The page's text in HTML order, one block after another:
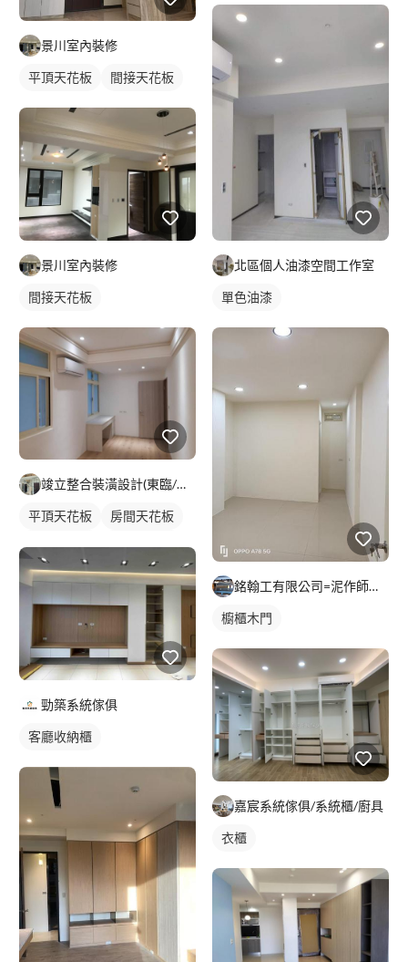
景川室內裝修
平頂天花板 間接天花板
景川室內裝修
間接天花板
竣立整合裝潢設計(東臨/寓意)
平頂天花板
房間天花板
客廳天花板
間接天花板
勁築系統傢俱
客廳收納櫃
北區個人油漆空間工作室
單色油漆
銘翰工有限公司=泥作師傅=磁磚師傅=輕隔間師傅=無障礙新作
櫥櫃木門
嘉宸系統傢俱/系統櫃/廚具
衣櫃